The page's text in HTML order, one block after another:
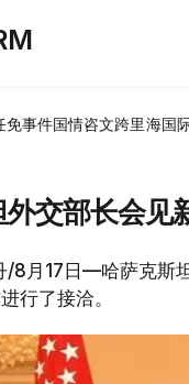
免事件国情咨文跨里海国
交部长会见
/8月17日—哈萨克斯
行了接洽。